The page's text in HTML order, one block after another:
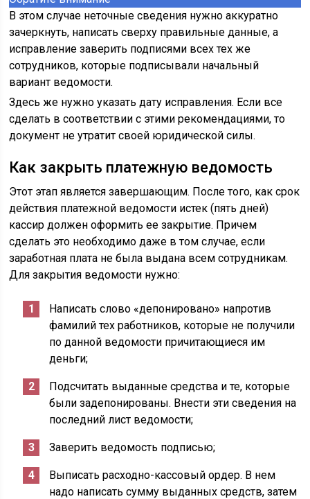
В этом случае неточные сведения нужно аккуратно
зачеркнуть, написать сверху правильные данные, а
исправление заверить подписями всех тех же
сотрудников, которые подписывали начальный
вариант ведомости.
Здесь же нужно указать дату исправления. Если все
сделать в соответствии с этими рекомендациями, то
документ не утратит своей юридической силы.
Как закрыть платежную ведомость
Этот этап является завершающим. После того, как срок
действия платежной ведомости истек (пять дней)
кассир должен оформить ее закрытие. Причем
сделать это необходимо даже в том случае, если
заработная плата не была выдана всем сотрудникам.
Для закрытия ведомости нужно:
Написать слово «депонировано» напротив
фамилий тех работников, которые не получили
по данной ведомости причитающиеся им
деньги;
Подсчитать выданные средства и те, которые
были задепонированы. Внести эти сведения на
последний лист ведомости;
Заверить ведомость подписью;
Выписать расходно-кассовый ордер. В нем
надо написать сумму выданных средств, затем